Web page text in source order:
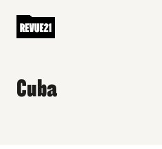
Cuba